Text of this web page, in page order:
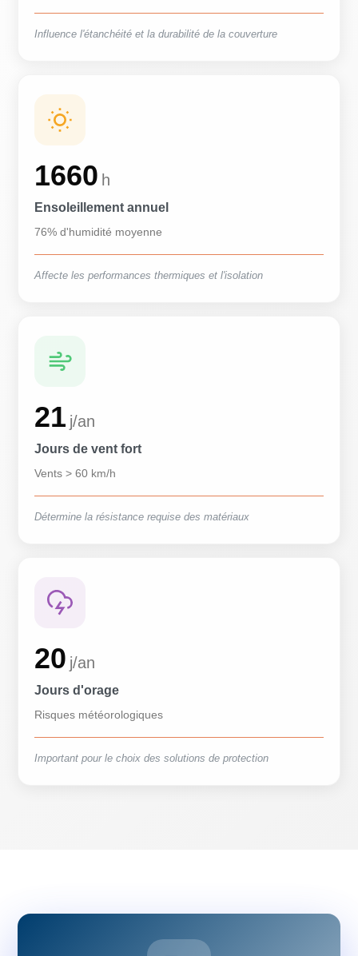
Influence l'étanchéité et la durabilité de la couverture
1660 h
Ensoleillement annuel
76% d'humidité moyenne
Affecte les performances thermiques et l'isolation
21 j/an
Jours de vent fort
Vents > 60 km/h
Détermine la résistance requise des matériaux
20 j/an
Jours d'orage
Risques météorologiques
Important pour le choix des solutions de protection